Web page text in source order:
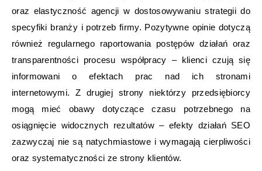
oraz elastyczność agencji w dostosowywaniu strategii do
specyfiki branży i potrzeb firmy. Pozytywne opinie dotyczą
również regularnego raportowania postępów działań oraz
transparentności procesu współpracy – klienci czują się
informowani o efektach prac nad ich stronami
internetowymi. Z drugiej strony niektórzy przedsiębiorcy
mogą mieć obawy dotyczące czasu potrzebnego na
osiągnięcie widocznych rezultatów – efekty działań SEO
zazwyczaj nie są natychmiastowe i wymagają cierpliwości
oraz systematyczności ze strony klientów.